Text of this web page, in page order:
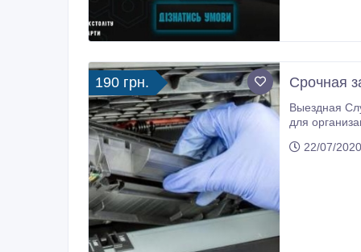
190 грн. Срочная
Выездная
для
22/07/